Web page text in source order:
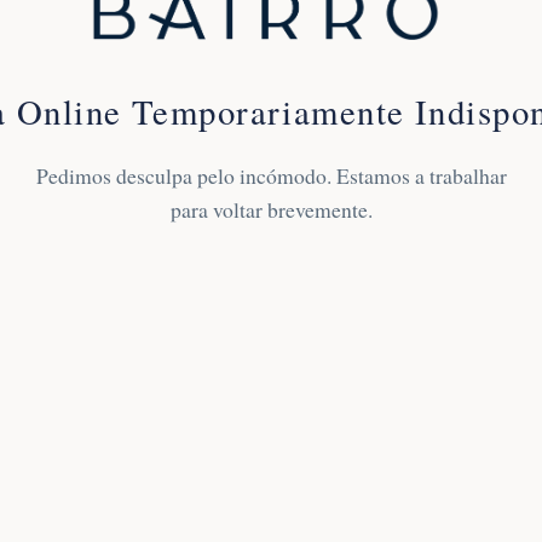
Online Temporariamente
Pedimos desculpa pelo incómodo. Estamos a trabalhar
para voltar brevemente.